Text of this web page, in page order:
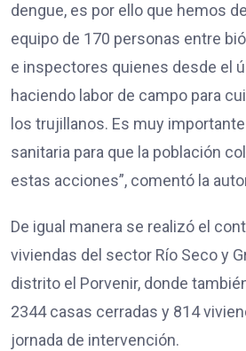
dengue, es por ello que hemos
equipo de 170 personas entre
e inspectores quienes desde el
haciendo labor de campo para
los trujillanos. Es muy
sanitaria para que la población
estas acciones”, comentó la
De igual manera se realizó el
viviendas del sector Río Seco y
distrito el Porvenir, donde
2344 casas cerradas y 814
jornada de intervención.